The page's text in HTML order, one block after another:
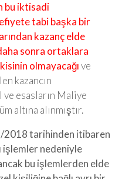
bu iktisadi
tabi başka bir
kazanç elde
sonra ortaklara
olmayacağıve
kazancın
esasların Maliye
altına alınmıştır.
tarihinden itibaren
işlemler nedeniyle
bu işlemlerden elde